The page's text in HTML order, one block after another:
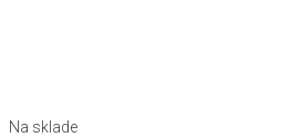
Na sklade